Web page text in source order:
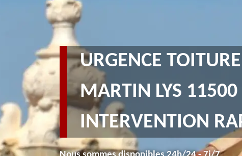
URGENCE
MARTIN LYS 11500
INTERVENTION